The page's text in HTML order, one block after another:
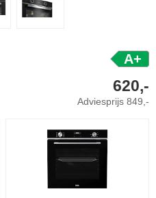
A+
Adviesprijs 849,-
620,-